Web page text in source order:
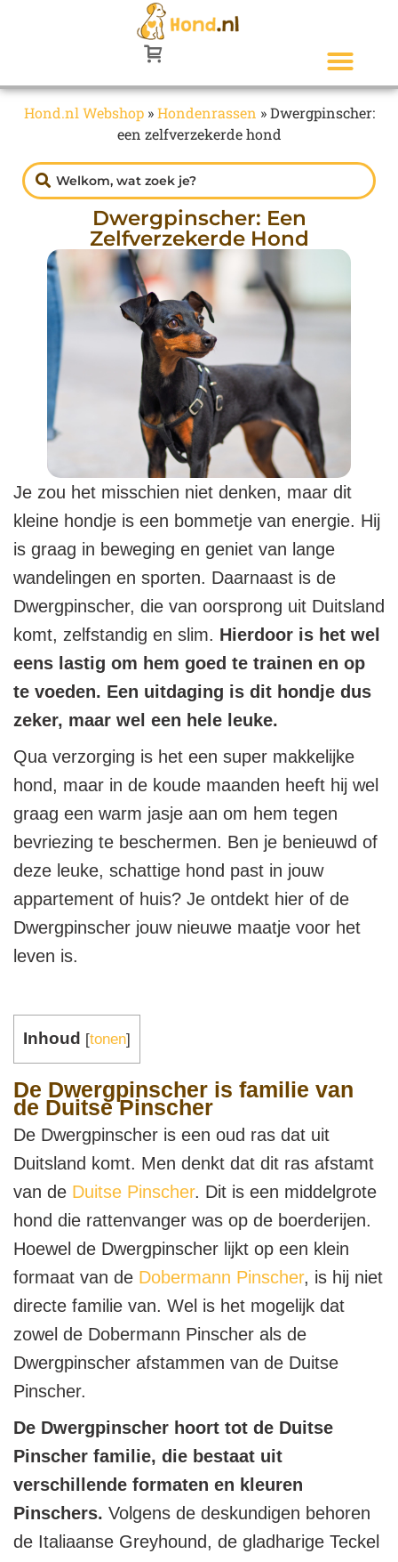
Hond.nl Webshop»Hondenrassen »Dwergpinscher:
een zelfverzekerde hond
Dwergpinscher: Een
Zelfverzekerde Hond
Je zou het misschien niet denken, maar dit
kleine hondje is een bommetje van energie. Hij
is graag in beweging en geniet van lange
wandelingen en sporten. Daarnaast is de
Dwergpinscher, die van oorsprong uit Duitsland
komt, zelfstandig en slim. Hierdoor is het wel
eens lastig om hem goed te trainen en op
te voeden. Een uitdaging is dit hondje dus
zeker, maar wel een hele leuke.
Qua verzorging is het een super makkelijke
hond, maar in de koude maanden heeft hij wel
graag een warm jasje aan om hem tegen
bevriezing te beschermen. Ben je benieuwd of
deze leuke, schattige hond past in jouw
appartement of huis? Je ontdekt hier of de
Dwergpinscher jouw nieuwe maatje voor het
leven is.
Inhoud [tonen]
De Dwergpinscher is familie van
de Duitse Pinscher
De Dwergpinscher is een oud ras dat uit
Duitsland komt. Men denkt dat dit ras afstamt
van de Duitse Pinscher. Dit is een middelgrote
hond die rattenvanger was op de boerderijen.
Hoewel de Dwergpinscher lijkt op een klein
formaat van de Dobermann Pinscher, is hij niet
directe familie van. Wel is het mogelijk dat
zowel de Dobermann Pinscher als de
Dwergpinscher afstammen van de Duitse
Pinscher.
De Dwergpinscher hoort tot de Duitse
Pinscher familie, die bestaat uit
verschillende formaten en kleuren
Pinschers. Volgens de deskundigen behoren
de Italiaanse Greyhound, de gladharige Teckel